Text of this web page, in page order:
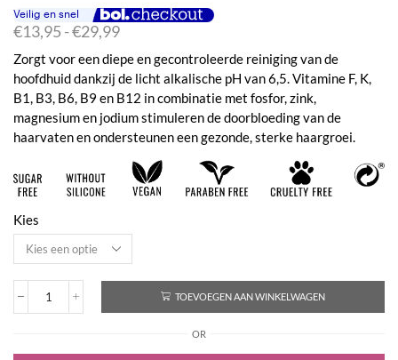
€13,95 -€29,99Prijsklasse:
tot
€29,99
Zorgt voor een diepe en gecontroleerde reiniging van de
hoofdhuid dankzij de licht alkalische pH van 6,5. Vitamine F, K,
B1, B3, B6, B9 en B12 in combinatie met fosfor, zink,
magnesium en jodium stimuleren de doorbloeding van de
haarvaten en ondersteunen een gezonde, sterke haargroei.
Kies
Anti-
Shampoo
TOEVOEGEN AAN WINKELWAGEN
OR